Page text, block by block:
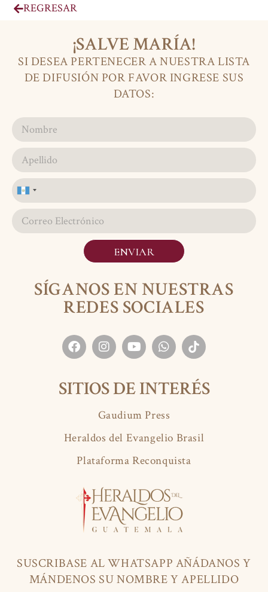
REGRESAR
SUSCRIBASE AL WHATSAPP AÑÁDANOS Y
MÁNDENOS SU NOMBRE Y APELLIDO
SÍGANOS EN NUESTRAS
REDES SOCIALES
SITIOS DE INTERÉS
Gaudium Press
Heraldos del Evangelio Brasil
Plataforma Reconquista
¡SALVE MARÍA!
SI DESEA PERTENECER A NUESTRA LISTA
DE DIFUSIÓN POR FAVOR INGRESE SUS
DATOS:
Guatemala
ENVIAR